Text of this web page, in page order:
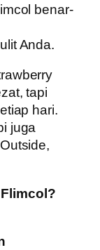
benar-
Anda.
tapi
hari.
juga